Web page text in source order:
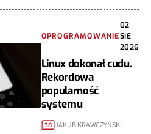
OPROGRAMOWANIE
02
SIE
2026
Linux dokonał cudu.
Rekordowa
popularność
systemu
38 JAKUB KRAWCZYŃSKI